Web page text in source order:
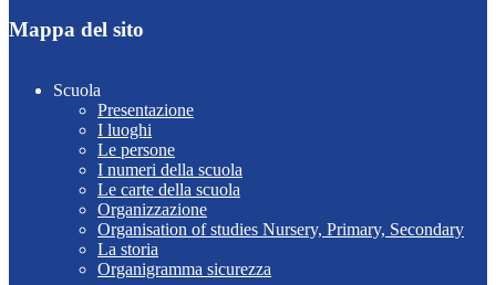
Mappa del sito
Scuola
Presentazione
I luoghi
Le persone
I numeri della scuola
Le carte della scuola
Organizzazione
Organisation of studies Nursery, Primary, Secondary
La storia
Organigramma sicurezza